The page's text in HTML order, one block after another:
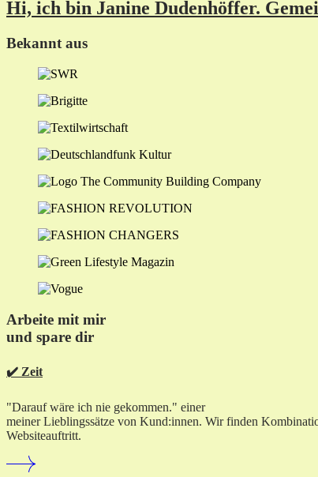
Hi, ich bin Janine Dudenhöffer.
Bekannt aus
Arbeite mit mir
und spare dir
✔️ Zeit
"Darauf wäre ich nie gekommen." einer
meiner Lieblingssätze von Kund:innen. Wir finden
Websiteauftritt.